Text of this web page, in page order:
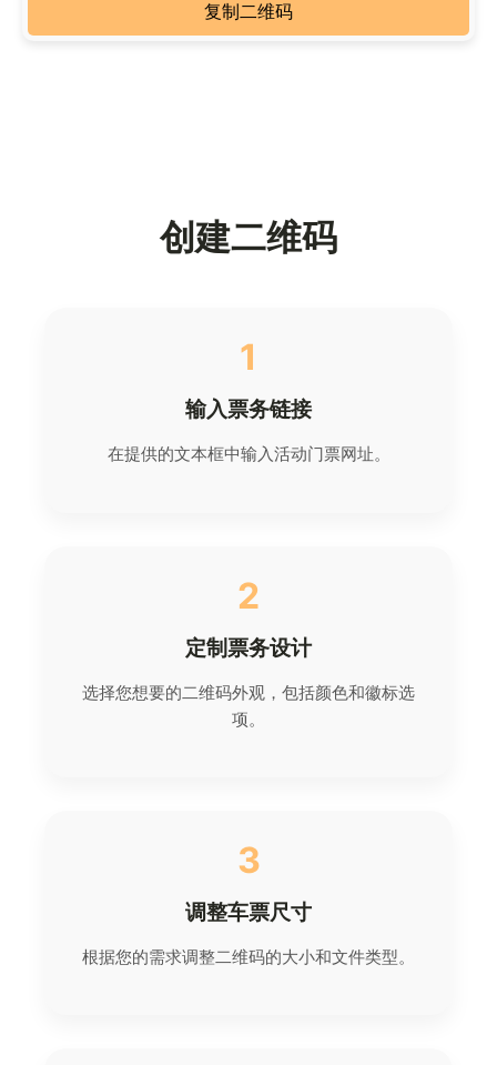
复制二维码
创建二维码
1
输入票务链接
在提供的文本框中输入活动门票网址。
2
定制票务设计
选择您想要的二维码外观，包括颜色和徽标选
项。
3
调整车票尺寸
根据您的需求调整二维码的大小和文件类型。